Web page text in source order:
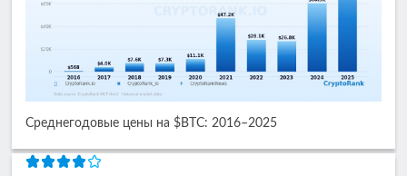
Среднегодовые цены на $BTC: 2016–2025